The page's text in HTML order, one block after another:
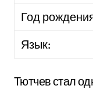
Год
Язык:
Тютчев стал